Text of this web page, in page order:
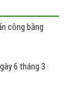
công bằng
6 tháng 3